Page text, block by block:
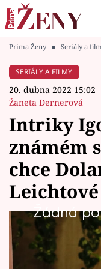
Módní alarm
Témata
Celebrity
Vztahy
Seriály
Prima Ženy ■ Seriály a
SERIÁLY A FILMY
20. dubna 2022 15:02
Žaneta Dernerová
Intriky
známém
chce
Leichtové
Žádná
Herec Igor
nemocnice
Prospěchářsky